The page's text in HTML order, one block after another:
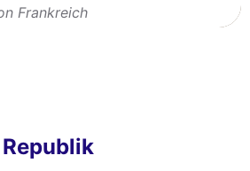
Frankreich